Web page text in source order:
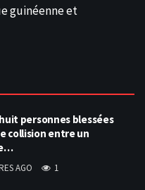
guinéenne et
personnes blessées
collision entre un
AGO 1